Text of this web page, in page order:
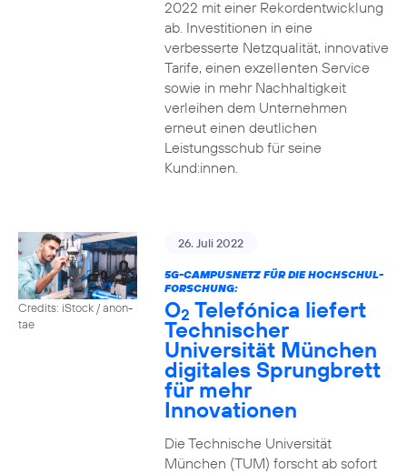
2022 mit einer Rekordentwicklung
ab. Investitionen in eine
verbesserte Netzqualität, innovative
Tarife, einen exzellenten Service
sowie in mehr Nachhaltigkeit
verleihen dem Unternehmen
erneut einen deutlichen
Leistungsschub für seine
Kund:innen.
Credits: iStock / anon-
tae
26. Juli 2022
5G-CAMPUSNETZ FÜR DIE HOCHSCHUL-
FORSCHUNG:
O2 Telefónica liefert
Technischer
Universität München
digitales Sprungbrett
für mehr
Innovationen
Die Technische Universität
München (TUM) forscht ab sofort